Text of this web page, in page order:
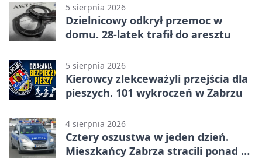
5 sierpnia 2026
Dzielnicowy odkrył przemoc w
domu. 28-latek trafił do aresztu
5 sierpnia 2026
Kierowcy zlekceważyli przejścia dla
pieszych. 101 wykroczeń w Zabrzu
4 sierpnia 2026
Cztery oszustwa w jeden dzień.
Mieszkańcy Zabrza stracili ponad 6